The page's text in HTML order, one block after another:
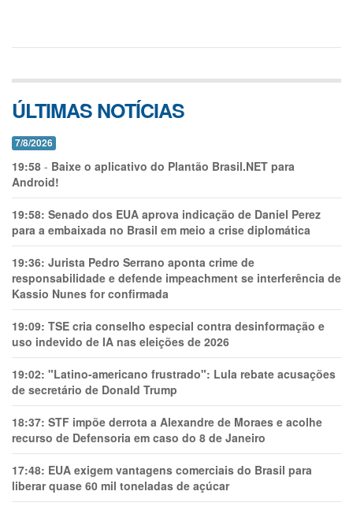
ÚLTIMAS NOTÍCIAS
7/8/2026
19:58 - Baixe o aplicativo do Plantão Brasil.NET para
Android!
19:58: Senado dos EUA aprova indicação de Daniel Perez
para a embaixada no Brasil em meio a crise diplomática
19:36: Jurista Pedro Serrano aponta crime de
responsabilidade e defende impeachment se interferência de
Kassio Nunes for confirmada
19:09: TSE cria conselho especial contra desinformação e
uso indevido de IA nas eleições de 2026
19:02: "Latino-americano frustrado": Lula rebate acusações
de secretário de Donald Trump
18:37: STF impõe derrota a Alexandre de Moraes e acolhe
recurso de Defensoria em caso do 8 de Janeiro
17:48: EUA exigem vantagens comerciais do Brasil para
liberar quase 60 mil toneladas de açúcar